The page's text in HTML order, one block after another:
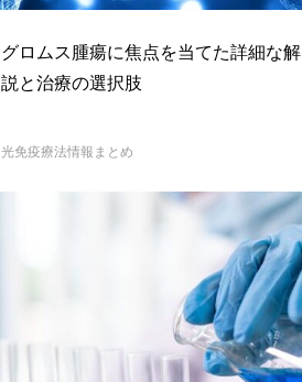
グロムス腫瘍に焦点を当てた詳細な解
説と治療の選択肢
光免疫療法情報まとめ